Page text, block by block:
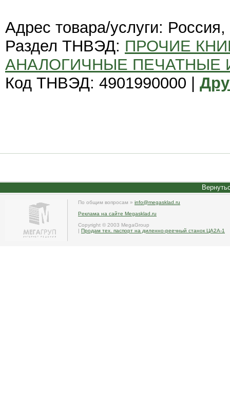
Адрес товара/услуги:
Раздел ТНВЭД: ПРОЧИЕ
АНАЛОГИЧНЫЕ
Код ТНВЭД: 4901990000 |
По общим вопросам » info@megasklad.ru
Реклама на сайте Megasklad.ru
Copyright © 2003 MegaGroup
| Продам тех. паспорт на диленно-реечный станок ЦА2А-1